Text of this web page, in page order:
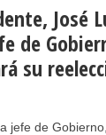
José
de
su
jefe de